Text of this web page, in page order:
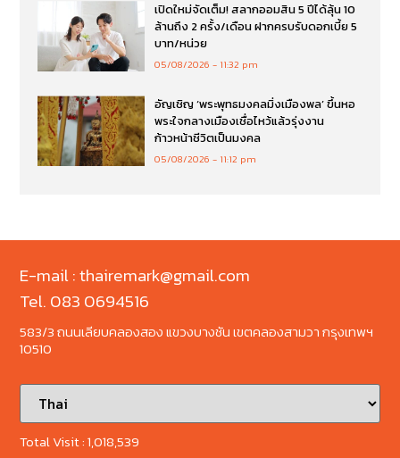
เปิดใหม่จัดเต็ม! สลากออมสิน 5 ปีได้ลุ้น 10
ล้านถึง 2 ครั้ง/เดือน ฝากครบรับดอกเบี้ย 5
บาท/หน่วย
05/08/2026 11:32 pm
อัญเชิญ ‘พระพุทธมงคลมิ่งเมืองพล’ ขึ้นหอ
พระใจกลางเมืองเชื่อไหว้แล้วรุ่งงาน
ก้าวหน้าชีวิตเป็นมงคล
05/08/2026 11:12 pm
E-mail : thairemark@gmail.com
Tel. 083 0694516
583/3 ถนนเลียบคลองสอง แขวงบางชัน เขตคลองสามวา กรุงเทพฯ
10510
Total Visit :1,018,539